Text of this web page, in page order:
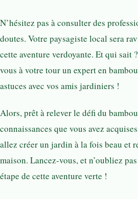
N’hésitez pas à consulter des
doutes. Votre paysagiste local sera
cette aventure verdoyante. Et qui sait
vous à votre tour un expert en
astuces avec vos amis jardiniers !
Alors, prêt à relever le défi du
connaissances que vous avez
allez créer un jardin à la fois beau et
maison. Lancez-vous, et n’oubliez
étape de cette aventure verte !